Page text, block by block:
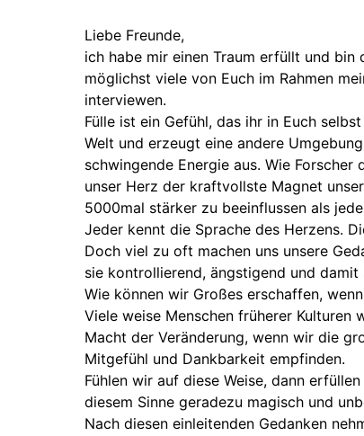
Liebe Freunde,
ich habe mir einen Traum erfüllt und bin
möglichst viele von Euch im Rahmen
interviewen.
Fülle ist ein Gefühl, das ihr in Euch
Welt und erzeugt eine andere
schwingende Energie aus. Wie
unser Herz der kraftvollste Magnet
5000mal stärker zu beeinflussen als
Jeder kennt die Sprache des Herzens.
Doch viel zu oft machen uns unsere
sie kontrollierend, ängstigend und damit
Wie können wir Großes erschaffen,
Viele weise Menschen früherer Kulturen
Macht der Veränderung, wenn wir die
Mitgefühl und Dankbarkeit empfinden.
Fühlen wir auf diese Weise, dann
diesem Sinne geradezu magisch und
Nach diesen einleitenden Gedanken